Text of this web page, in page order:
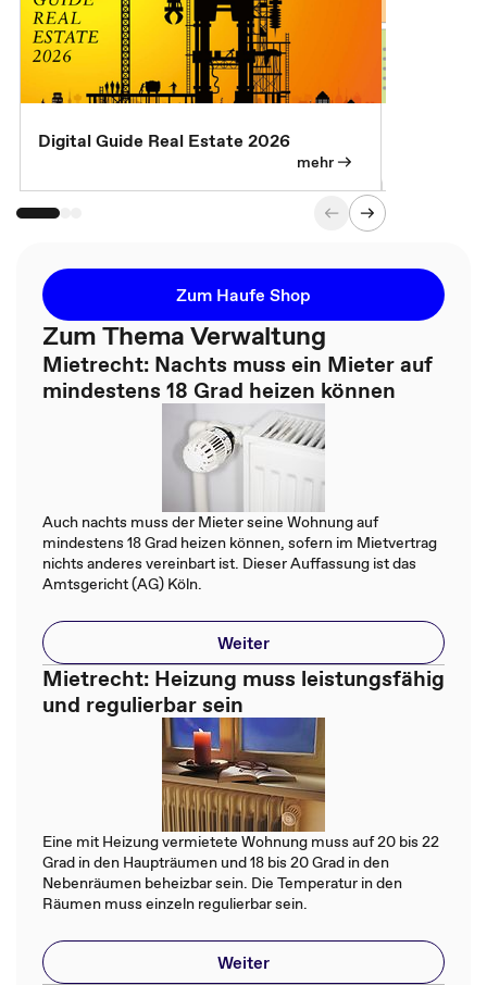
Digital Guide Real Estate 2026
mehr
Zum Haufe Shop
Zum Thema Verwaltung
Mietrecht: Nachts muss ein Mieter auf
mindestens 18 Grad heizen können
Auch nachts muss der Mieter seine Wohnung auf
mindestens 18 Grad heizen können, sofern im Mietvertrag
nichts anderes vereinbart ist. Dieser Auffassung ist das
Amtsgericht (AG) Köln.
Weiter
Mietrecht: Heizung muss leistungsfähig
und regulierbar sein
Eine mit Heizung vermietete Wohnung muss auf 20 bis 22
Grad in den Haupträumen und 18 bis 20 Grad in den
Nebenräumen beheizbar sein. Die Temperatur in den
Räumen muss einzeln regulierbar sein.
Weiter